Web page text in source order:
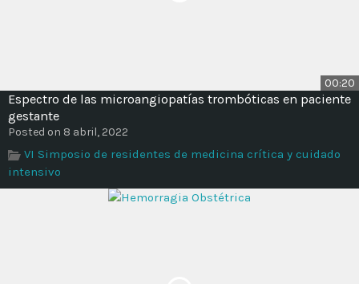
00:20
Espectro de las microangiopatías trombóticas en paciente
gestante
Posted on 8 abril, 2022
VI Simposio de residentes de medicina crítica y cuidado
intensivo